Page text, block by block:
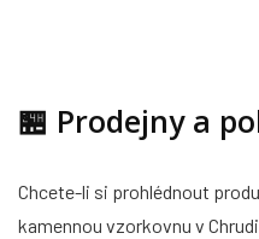
🏪 Prodejny a
Chcete-li si prohlédnout
kamennou vzorkovnu v